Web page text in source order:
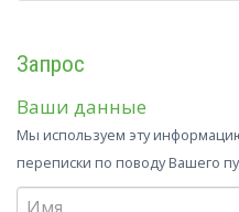
Запрос
Ваши данные
Мы используем эту
переписки по поводу Вашего